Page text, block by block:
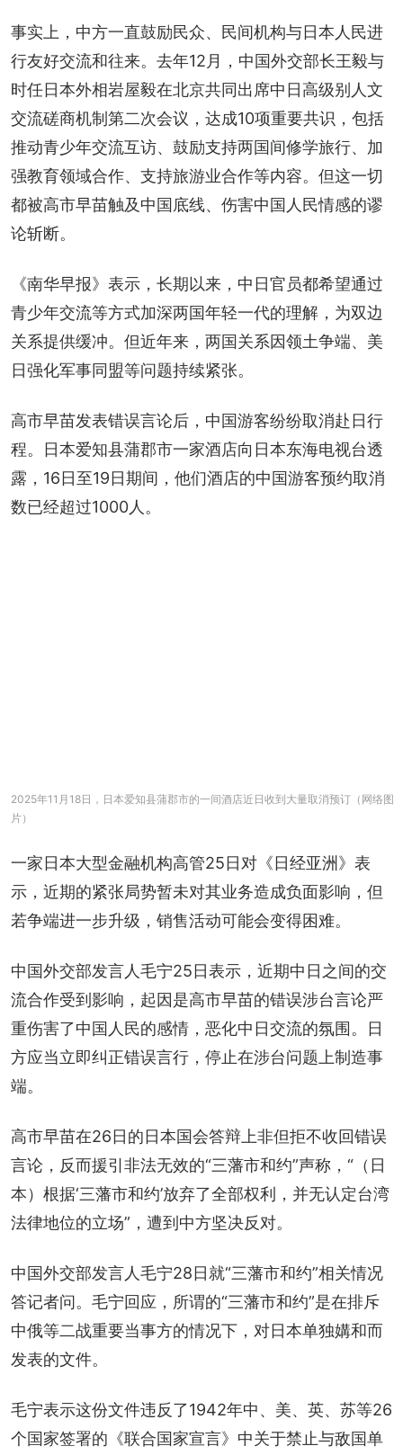
事实上，中方一直鼓励民众、民间机构与日本人民进
行友好交流和往来。去年12月，中国外交部长王毅与
时任日本外相岩屋毅在北京共同出席中日高级别人文
交流磋商机制第二次会议，达成10项重要共识，包括
推动青少年交流互访、鼓励支持两国间修学旅行、加
强教育领域合作、支持旅游业合作等内容。但这一切
都被高市早苗触及中国底线、伤害中国人民情感的谬
论斩断。
《南华早报》表示，长期以来，中日官员都希望通过
青少年交流等方式加深两国年轻一代的理解，为双边
关系提供缓冲。但近年来，两国关系因领土争端、美
日强化军事同盟等问题持续紧张。
高市早苗发表错误言论后，中国游客纷纷取消赴日行
程。日本爱知县蒲郡市一家酒店向日本东海电视台透
露，16日至19日期间，他们酒店的中国游客预约取消
数已经超过1000人。
2025年11月18日，日本爱知县蒲郡市的一间酒店近日收到大量取消预订（网络图
片）
一家日本大型金融机构高管25日对《日经亚洲》表
示，近期的紧张局势暂未对其业务造成负面影响，但
若争端进一步升级，销售活动可能会变得困难。
中国外交部发言人毛宁25日表示，近期中日之间的交
流合作受到影响，起因是高市早苗的错误涉台言论严
重伤害了中国人民的感情，恶化中日交流的氛围。日
方应当立即纠正错误言行，停止在涉台问题上制造事
端。
高市早苗在26日的日本国会答辩上非但拒不收回错误
言论，反而援引非法无效的“三藩市和约”声称，“（日
本）根据‘三藩市和约’放弃了全部权利，并无认定台湾
法律地位的立场”，遭到中方坚决反对。
中国外交部发言人毛宁28日就“三藩市和约”相关情况
答记者问。毛宁回应，所谓的“三藩市和约”是在排斥
中俄等二战重要当事方的情况下，对日本单独媾和而
发表的文件。
毛宁表示这份文件违反了1942年中、美、英、苏等26
个国家签署的《联合国家宣言》中关于禁止与敌国单